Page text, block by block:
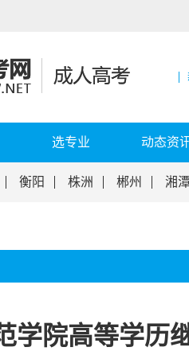
选专业 动态资
衡阳 株洲 郴州 湘
学院高等学历